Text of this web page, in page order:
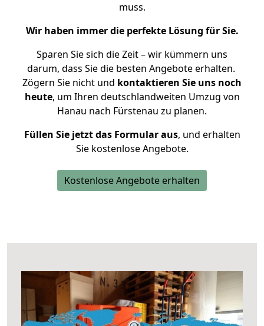
muss.
Wir haben immer die perfekte Lösung für Sie.
Sparen Sie sich die Zeit – wir kümmern uns
darum, dass Sie die besten Angebote erhalten.
Zögern Sie nicht und kontaktieren Sie uns noch
heute, um Ihren deutschlandweiten Umzug von
Hanau nach Fürstenau zu planen.
Füllen Sie jetzt das Formular aus, und erhalten
Sie kostenlose Angebote.
Kostenlose Angebote erhalten